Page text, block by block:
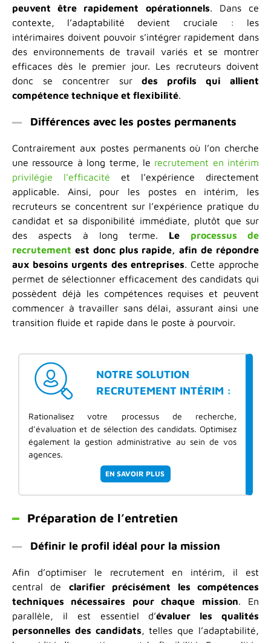
peuvent être rapidement opérationnels. Dans ce
contexte, l’adaptabilité devient cruciale : les
intérimaires doivent pouvoir s’intégrer rapidement dans
des environnements de travail variés et se montrer
efficaces dès le premier jour. Les recruteurs doivent
donc se concentrer surdes profils qui allient
compétence technique et flexibilité.
Différences avec les postes permanents
Contrairement aux postes permanents où l’on cherche
une ressource à long terme, le recrutement en intérim
privilégie l’efficacité et l’expérience directement
applicable. Ainsi, pour les postes en intérim, les
recruteurs se concentrent sur l’expérience pratique du
candidat et sa disponibilité immédiate, plutôt que sur
des aspects à long terme. Le processus de
recrutement est donc plus rapide, afin de répondre
aux besoins urgents des entreprises. Cette approche
permet de sélectionner efficacement des candidats qui
possèdent déjà les compétences requises et peuvent
commencer à travailler sans délai, assurant ainsi une
transition fluide et rapide dans le poste à pourvoir.
NOTRE SOLUTION
RECRUTEMENT INTÉRIM :
Rationalisez votre processus de recherche,
d’évaluation et de sélection des candidats. Optimisez
également la gestion administrative au sein de vos
agences.
EN SAVOIR PLUS
Préparation de l’entretien
Définir le profil idéal pour la mission
Afin d’optimiser le recrutement en intérim, il est
central de clarifier précisément les compétences
techniques nécessaires pour chaque mission. En
parallèle, il est essentiel d’évaluer les qualités
personnelles des candidats, telles que l’adaptabilité,